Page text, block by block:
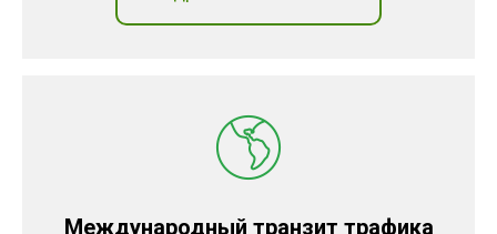
Международный транзит трафика